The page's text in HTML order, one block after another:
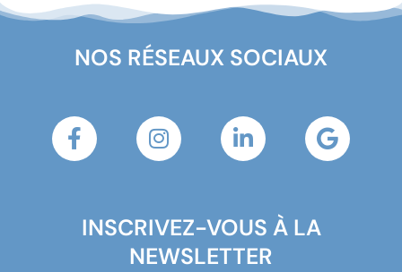
NOS RÉSEAUX SOCIAUX
INSCRIVEZ-VOUS À LA
NEWSLETTER